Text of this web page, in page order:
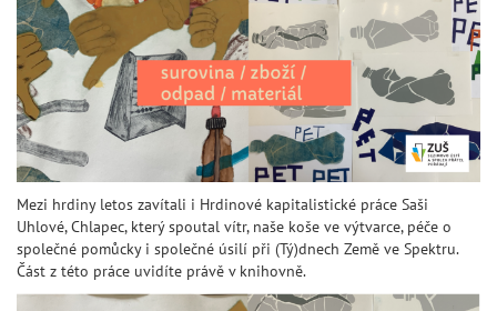
Mezi hrdiny letos zavítali i Hrdinové kapitalistické práce Saši
Uhlové, Chlapec, který spoutal vítr, naše koše ve výtvarce, péče o
společné pomůcky i společné úsilí při (Tý)dnech Země ve Spektru.
Část z této práce uvidíte právě v knihovně.